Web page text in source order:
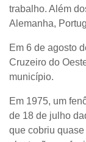
trabalho. Além
Alemanha,
Em 6 de agosto
Cruzeiro do
município.
Em 1975, um
de 18 de julho
que cobriu